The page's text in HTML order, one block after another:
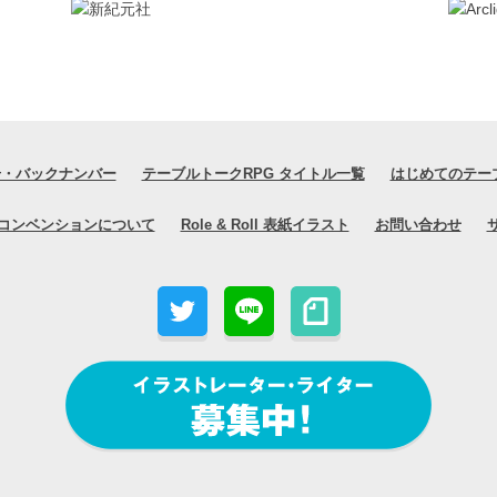
バックナンバー テーブルトークRPG タイトル一覧 はじめてのテー
ンベンションについて Role & Roll 表紙イラスト お問い合わせ